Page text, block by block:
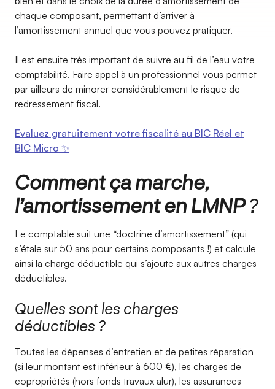
chaque composant, permettant d’arriver à
l’amortissement annuel que vous pouvez pratiquer.
Il est ensuite très important de suivre au fil de l’eau votre
comptabilité. Faire appel à un professionnel vous permet
par ailleurs de minorer considérablement le risque de
redressement fiscal.
Evaluez gratuitement votre fiscalité au BIC Réel et
BIC Micro ✨
Comment ça marche,
l’amortissement en LMNP?
Le comptable suit une “doctrine d’amortissement” (qui
s’étale sur 50 ans pour certains composants !) et calcule
ainsi la charge déductible qui s’ajoute aux autres charges
déductibles.
Quelles sont les charges
déductibles ?
Toutes les dépenses d’entretien et de petites réparation
(si leur montant est inférieur à 600 €), les charges de
copropriétés (hors fonds travaux alur), les assurances